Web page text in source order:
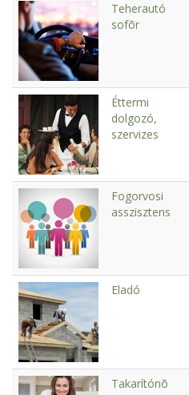
Teherautó
sofõr
Éttermi
dolgozó,
szervizes
Fogorvosi
asszisztens
Eladó
Takarítónõ